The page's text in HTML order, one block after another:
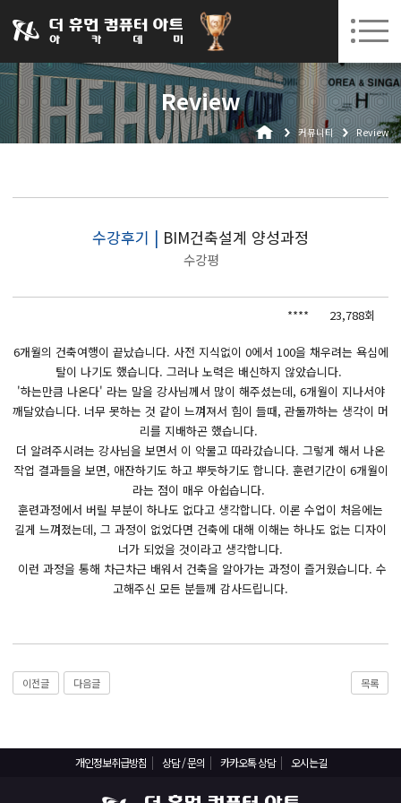
031-252-7277 수원캠퍼스 개강 08. 12.(수)
로그인 회원가입 고객센터
Review
커뮤니티 Review
수강후기 | BIM건축설계 양성과정
수강평
**** 23,788회
6개월의 건축여행이 끝났습니다. 사전 지식없이 0에서 100을 채우려는 욕심에
탈이 나기도 했습니다. 그러나 노력은 배신하지 않았습니다.
'하는만큼 나온다' 라는 말을 강사님께서 많이 해주셨는데, 6개월이 지나서야
깨달았습니다. 너무 못하는 것 같이 느껴져서 힘이 들때, 관둘까하는 생각이 머
리를 지배하곤 했습니다.
더 알려주시려는 강사님을 보면서 이 악물고 따라갔습니다. 그렇게 해서 나온
작업 결과들을 보면, 애잔하기도 하고 뿌듯하기도 합니다. 훈련기간이 6개월이
라는 점이 매우 아쉽습니다.
훈련과정에서 버릴 부분이 하나도 없다고 생각합니다. 이론 수업이 처음에는
길게 느껴졌는데, 그 과정이 없었다면 건축에 대해 이해는 하나도 없는 디자이
너가 되었을 것이라고 생각합니다.
이런 과정을 통해 차근차근 배워서 건축을 알아가는 과정이 즐거웠습니다. 수
고해주신 모든 분들께 감사드립니다.
이전글 다음글 목록
개인정보취급방침 상담 / 문의 카카오톡 상담 오시는길
아카데미소개
인사말
오시는길
생성형AI
BIM 건축설계 및 실내건축설계(캐드(CAD),맥스(MAX),레빗(REVIT))실무자 양성과정
React, Veu 프레임워크 기반 프론트엔드 개발 양성 지원
반응형/웹퍼블리셔/프론트엔드 웹개발자(웹디자인)
반응형/웹퍼블리셔/프론트엔드 웹개발자(웹디자인기능사 과정평가형)
자바(Java)기반 JSP/스프링 웹개발자(정보처리산업기사)(과정평가형)
디지털컨버전스 자바(JAVA)개발자(전자정부 프레임워크/SPRING)
전산세무회계 자격취득과정[전산회계1급/전산세무2급/FAT1급/TAT2급]
컴퓨터활용능력2급(필기+실기) 및 ITQ자격증 취득(한글,엑셀,파워포인트)
포토샵 자격증 취득과정(GTQ1급)
전산회계 1급 / FAT 1급 자격증 취득과정